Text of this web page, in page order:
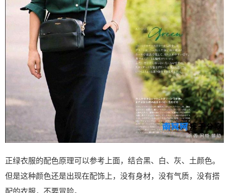
正绿衣服的配色原理可以参考上面，结合黑、白、灰、土颜色。
但是这种颜色还是出现在配饰上，没有身材，没有气质，没有搭